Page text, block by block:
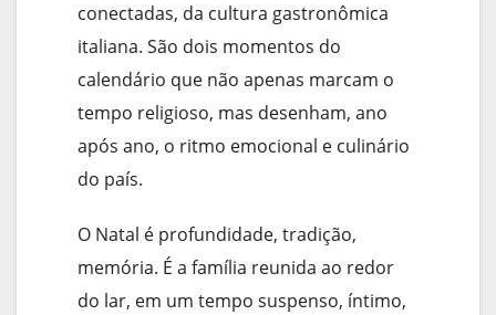
conectadas, da cultura gastronômica
italiana. São dois momentos do
calendário que não apenas marcam o
tempo religioso, mas desenham, ano
após ano, o ritmo emocional e culinário
do país.
O Natal é profundidade, tradição,
memória. É a família reunida ao redor
do lar, em um tempo suspenso, íntimo,